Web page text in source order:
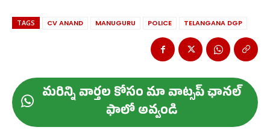
TAGS CV ANAND MANUGURU POLICE TELANGANA DGP
మ‌రిన్ని వార్త‌ల కోసం మా వాట్స‌ప్ ఛాన‌ల్
ఫాలో అవ్వండి